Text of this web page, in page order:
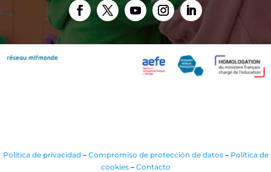
Política de privacidad – Compromiso de protección de datos– Política de
cookies– Contacto